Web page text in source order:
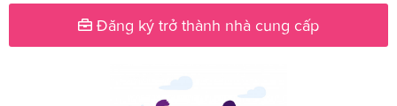
Đăng ký trở thành nhà cung cấp